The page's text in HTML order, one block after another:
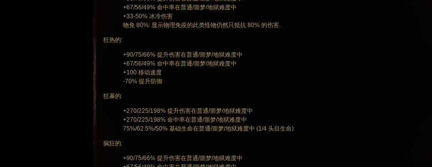
+67/56/49% 命中率在普通/噩梦/地狱难度中
+33-50% 冰冷伤害
物免 80%: 显示物理免疫的此类怪物仍然只抵抗 80% 的伤害.
狂热的:
+90/75/66% 提升伤害在普通/噩梦/地狱难度中
+67/56/49% 命中率在普通/噩梦/地狱难度中
+100 移动速度
-70% 提升防御
狂暴的:
+270/225/198% 提升伤害在普通/噩梦/地狱难度中
+270/225/198% 命中率在普通/噩梦/地狱难度中
75%/62.5%/50% 基础生命在普通/噩梦/地狱难度中 (1/4 头目生命)
疯狂的:
+90/75/66% 提升伤害在普通/噩梦/地狱难度中